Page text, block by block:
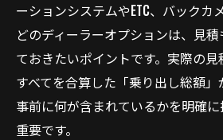
ーションシステムやETC、バックカ
どのディーラーオプションは、見
ておきたいポイントです。実際の
すべてを合算した「乗り出し総額」
事前に何が含まれているかを明確
重要です。